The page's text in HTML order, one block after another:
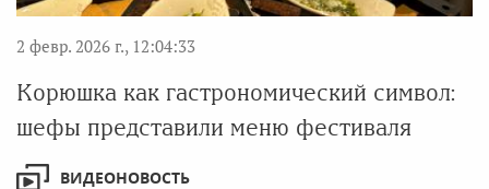
2 февр. 2026 г., 12:04:33
Корюшка как гастрономический символ:
шефы представили меню фестиваля
ВИДЕОНОВОСТЬ